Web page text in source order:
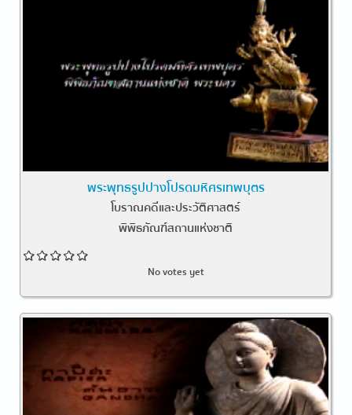
พระพุทธรูปปางโปรดมหิศรเทพบุตร
โบราณคดีและประวัติศาสตร์
พิพิธภัณฑ์สถานแห่งชาติ
No votes yet